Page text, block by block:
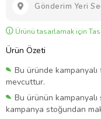
Gönderim Yeri
Ürünü tasarlamak için
Ürün Özeti
Bu üründe
mevcuttur.
Bu ürünün kampanyalı
kampanya stoğundan